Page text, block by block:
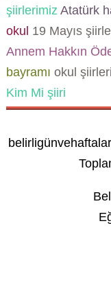
şiirlerimiz Atatürk
okul 19 Mayıs
Annem Hakkın
bayramı okul şiirleri
Kim Mi şiiri